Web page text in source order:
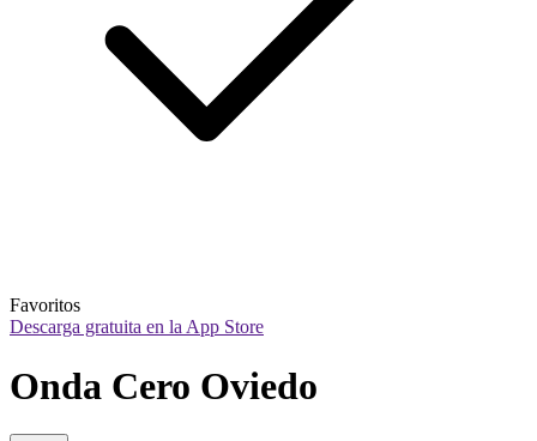
Favoritos
Descarga gratuita en la App Store
Onda Cero Oviedo